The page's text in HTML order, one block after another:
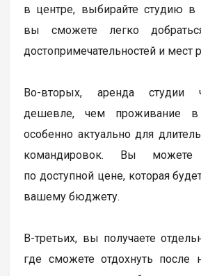
в центре, выбирайте студию в
вы сможете легко
достопримечательностей и мест
Во-вторых, аренда студии
дешевле, чем проживание в
особенно актуально для
командировок. Вы
по доступной цене, которая
вашему бюджету.
В-третьих, вы получаете
где сможете отдохнуть после